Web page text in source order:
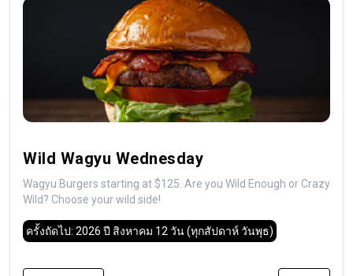
Wild Wagyu Wednesday
Wagyu Burgers starting at $125. Are you Wild Enough or Crazy
Wild? Choose your wild side!
ครั้งถัดไป: 2026 ปี สิงหาคม 12 วัน(ทุกสัปดาห์ วันพุธ)